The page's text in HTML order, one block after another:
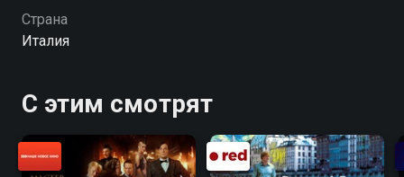
Страна
Италия
С этим смотрят